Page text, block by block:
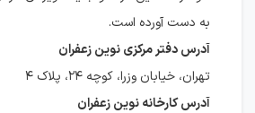
به دست آورده است.
آدرس دفتر مرکزی نوین زعفران
تهران، خیابان وزرا، کوچه ۲۴، پلاک ۴
آدرس کارخانه نوین زعفران